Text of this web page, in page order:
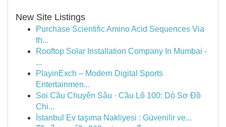
New Site Listings
Purchase Scientific Amino Acid Sequences Via
th...
Rooftop Solar Installation Company In Mumbai -
...
PlayinExch – Modern Digital Sports
Entertainmen...
Soi Cầu Chuyên Sâu · Cầu Lô 100: Dò Sơ Đồ
Chi...
İstanbul Ev taşıma Nakliyesi : Güvenilir ve...